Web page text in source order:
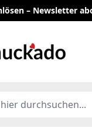
– Newsletter